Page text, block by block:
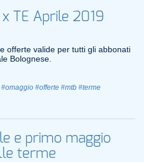
x TE Aprile 2019
offerte valide per tutti gli abbonati
Bolognese.
#omaggio #offerte #mtb #terme
e primo maggio
terme